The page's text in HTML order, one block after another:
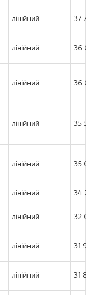
лінійний 37
лінійний 36
лінійний 36
лінійний 35
лінійний 35
лінійний 34
лінійний 32
лінійний 31
лінійний 31